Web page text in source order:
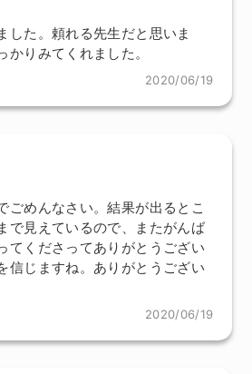
した。頼れる先生だと思いま
かりみてくれました。
2020/06/19
ごめんなさい。結果が出るとこ
で見えているので、またがんば
てくださってありがとうござい
信じますね。ありがとうござい
2020/06/19